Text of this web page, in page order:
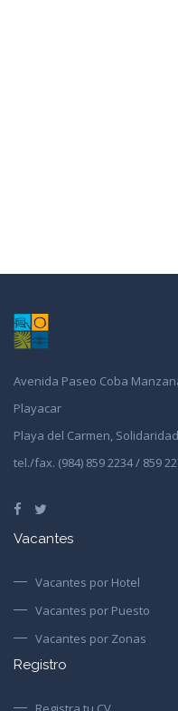
Avenida Paseo Coba
Playacar
Playa del Carmen,
tel./fax. (984) 859 2234 / 859
Vacantes
Vacantes por Hotel
Vacantes por Puesto
Vacantes por Zonas
Registro